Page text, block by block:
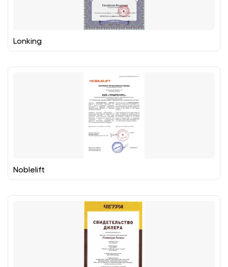
Lonking
Noblelift